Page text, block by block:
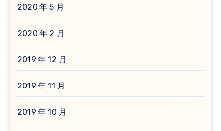
2020 年 5 月
2020 年 2 月
2019 年 12 月
2019 年 11 月
2019 年 10 月